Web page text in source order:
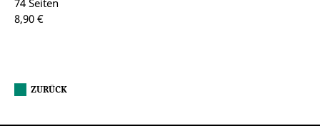
74 Seiten
8,90 €
ZURÜCK